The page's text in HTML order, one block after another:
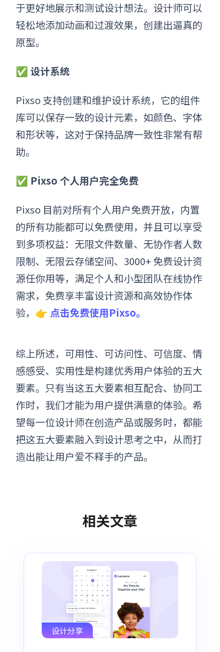
于更好地展示和测试设计想法。设计师可以
轻松地添加动画和过渡效果，创建出逼真的
原型。
✅ 设计系统
Pixso 支持创建和维护设计系统，它的组件
库可以保存一致的设计元素，如颜色、字体
和形状等，这对于保持品牌一致性非常有帮
助。
✅ Pixso 个人用户完全免费
Pixso 目前对所有个人用户免费开放，内置
的所有功能都可以免费使用，并且可以享受
到多项权益：无限文件数量、无协作者人数
限制、无限云存储空间、3000+ 免费设计资
源任你用等，满足个人和小型团队在线协作
需求，免费享丰富设计资源和高效协作体
验， 👉 点击免费使用Pixso。
综上所述，可用性、可访问性、可信度、情
感感受、实用性是构建优秀用户体验的五大
要素。只有当这五大要素相互配合、协同工
作时，我们才能为用户提供满意的体验。希
望每一位设计师在创造产品或服务时，都能
把这五大要素融入到设计思考之中，从而打
造出能让用户爱不释手的产品。
相关文章
设计分享